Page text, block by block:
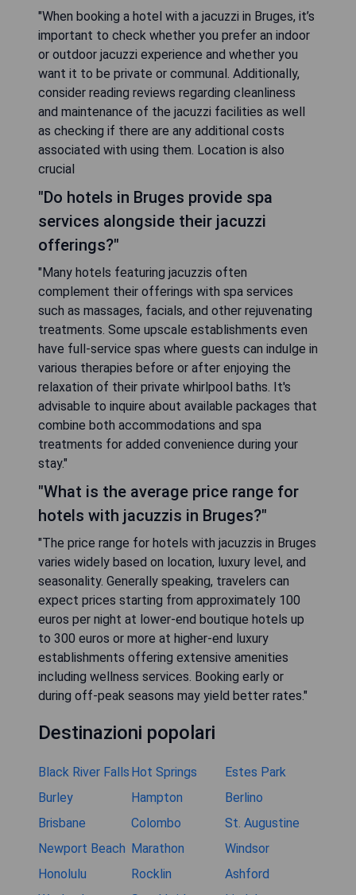
"When booking a hotel with a jacuzzi in Bruges, it’s
important to check whether you prefer an indoor
or outdoor jacuzzi experience and whether you
want it to be private or communal. Additionally,
consider reading reviews regarding cleanliness
and maintenance of the jacuzzi facilities as well
as checking if there are any additional costs
associated with using them. Location is also
crucial
"Do hotels in Bruges provide spa
services alongside their jacuzzi
offerings?"
"Many hotels featuring jacuzzis often
complement their offerings with spa services
such as massages, facials, and other rejuvenating
treatments. Some upscale establishments even
have full-service spas where guests can indulge in
various therapies before or after enjoying the
relaxation of their private whirlpool baths. It's
advisable to inquire about available packages that
combine both accommodations and spa
treatments for added convenience during your
stay."
"What is the average price range for
hotels with jacuzzis in Bruges?"
"The price range for hotels with jacuzzis in Bruges
varies widely based on location, luxury level, and
seasonality. Generally speaking, travelers can
expect prices starting from approximately 100
euros per night at lower-end boutique hotels up
to 300 euros or more at higher-end luxury
establishments offering extensive amenities
including wellness services. Booking early or
during off-peak seasons may yield better rates."
Destinazioni popolari
Black River Falls Hot Springs
Estes Park
Burley
Hampton
Berlino
Brisbane
Colombo
St. Augustine
Newport Beach Marathon
Windsor
Honolulu
Rocklin
Ashford